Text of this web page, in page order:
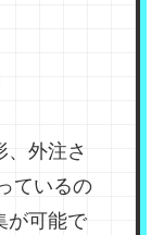
、外注さ
ているの
が可能で